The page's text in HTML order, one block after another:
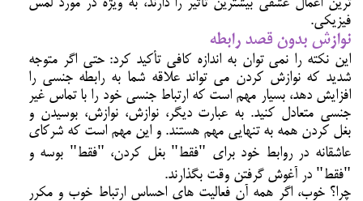
ترین اعمال عشقی بیشترین تأثیر را دارند، به ویژه در مورد لمس
فیزیکی.
نوازش بدون قصد رابطه
این نکته را نمی توان به اندازه کافی تأکید کرد: حتی اگر متوجه
شدید که نوازش کردن می تواند علاقه شما به رابطه جنسی را
افزایش دهد، بسیار مهم است که ارتباط جنسی خود را با تماس غیر
جنسی متعادل کنید. به عبارت دیگر، نوازش، نوازش، بوسیدن و
بغل کردن همه به تنهایی مهم هستند. و این مهم است که شرکای
عاشقانه در روابط خود برای "فقط" بغل کردن، "فقط" بوسه و
"فقط" در آغوش گرفتن وقت بگذارند.
چرا؟ خوب، اگر همه آن فعالیت های احساس ارتباط خوب و مکرر